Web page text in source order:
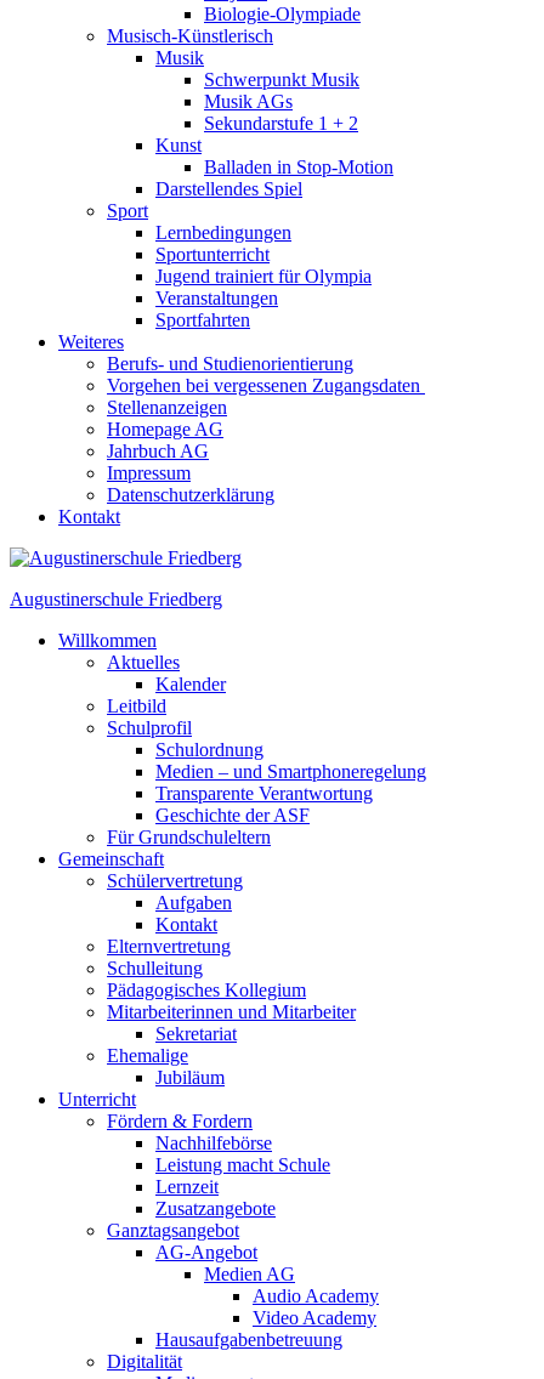
Biologie-Olympiade
Musisch-Künstlerisch
Musik
Schwerpunkt Musik
Musik AGs
Sekundarstufe 1 + 2
Kunst
Balladen in Stop-Motion
Darstellendes Spiel
Sport
Lernbedingungen
Sportunterricht
Jugend trainiert für Olympia
Veranstaltungen
Sportfahrten
Weiteres
Berufs- und Studienorientierung
Vorgehen bei vergessenen Zugangsdaten
Stellenanzeigen
Homepage AG
Jahrbuch AG
Impressum
Datenschutzerklärung
Kontakt
Augustinerschule Friedberg
Willkommen
Aktuelles
Kalender
Leitbild
Schulprofil
Schulordnung
Medien – und Smartphoneregelung
Transparente Verantwortung
Geschichte der ASF
Für Grundschuleltern
Gemeinschaft
Schülervertretung
Aufgaben
Kontakt
Elternvertretung
Schulleitung
Pädagogisches Kollegium
Mitarbeiterinnen und Mitarbeiter
Sekretariat
Ehemalige
Jubiläum
Unterricht
Fördern & Fordern
Nachhilfebörse
Leistung macht Schule
Lernzeit
Zusatzangebote
Ganztagsangebot
AG-Angebot
Medien AG
Audio Academy
Video Academy
Hausaufgabenbetreuung
Digitalität